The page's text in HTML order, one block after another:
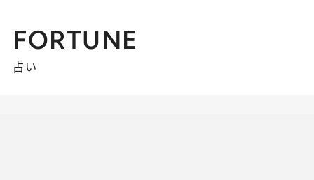
FORTUNE
占い